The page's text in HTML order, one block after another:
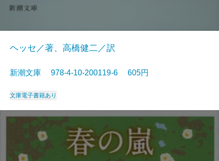
ヘッセ／著、高橋健二／訳
新潮文庫 978-4-10-200119-6 605円
文庫電子書籍あり